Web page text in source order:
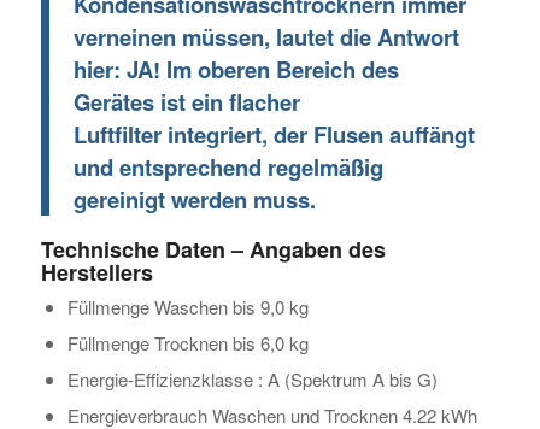
verneinen müssen, lautet die Antwort
hier: JA! Im oberen Bereich des
Gerätes ist ein flacher
Luftfilter integriert, der Flusen auffängt
und entsprechend regelmäßig
gereinigt werden muss.
Technische Daten – Angaben des
Herstellers
Füllmenge Waschen bis 9,0 kg
Füllmenge Trocknen bis 6,0 kg
Energie-Effizienzklasse : A (Spektrum A bis G)
Energieverbrauch Waschen und Trocknen 4.22 kWh